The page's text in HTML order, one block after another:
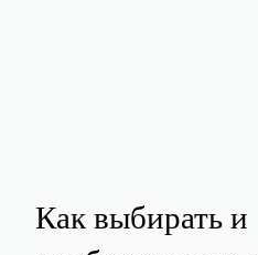
Как выбирать и